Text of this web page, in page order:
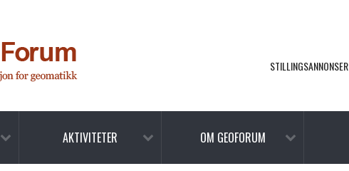
STILLINGSANNONSER
AKTIVITETER OM GEOFORUM